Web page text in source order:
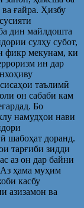
ғайра. Ҳизбу
дин майлдошта
сулҳу субот,
фикр мекунам, ки
ин дар
таълимӣ
он сабаби кам
Бо
намудҳои нави
шабоҳат доранд.
тарғиби зидди
аз он дар байни
ҳама муҳим
касбу
азизамон ва